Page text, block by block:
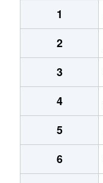
1
2
3
4
5
6